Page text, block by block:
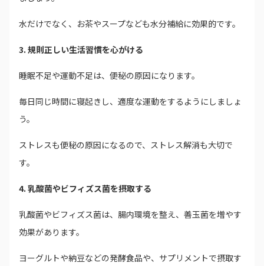
水だけでなく、お茶やスープなども水分補給に効果的です。
3. 規則正しい生活習慣を心がける
睡眠不足や運動不足は、便秘の原因になります。
毎日同じ時間に寝起きし、適度な運動をするようにしましょ
う。
ストレスも便秘の原因になるので、ストレス解消も大切で
す。
4. 乳酸菌やビフィズス菌を摂取する
乳酸菌やビフィズス菌は、腸内環境を整え、善玉菌を増やす
効果があります。
ヨーグルトや納豆などの発酵食品や、サプリメントで摂取す